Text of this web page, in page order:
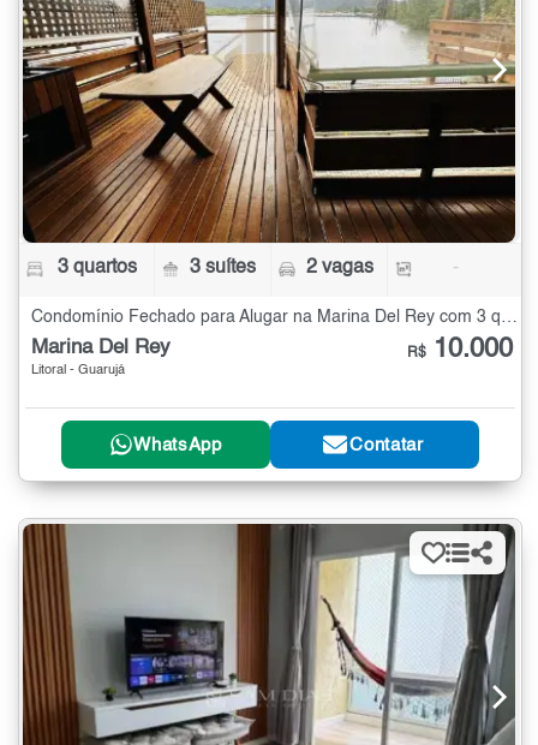
3 quartos 3 suítes 2 vagas -
Condomínio Fechado para Alugar na Marina Del Rey com 3 quartos
Marina Del Rey
Litoral - Guarujá
R$ 10.000
WhatsApp Contatar